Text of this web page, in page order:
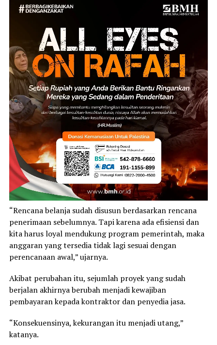
“Rencana belanja sudah disusun berdasarkan rencana
penerimaan sebelumnya. Tapi karena ada efisiensi dan
kita harus loyal mendukung program pemerintah, maka
anggaran yang tersedia tidak lagi sesuai dengan
perencanaan awal,” ujarnya.
Akibat perubahan itu, sejumlah proyek yang sudah
berjalan akhirnya berubah menjadi kewajiban
pembayaran kepada kontraktor dan penyedia jasa.
“Konsekuensinya, kekurangan itu menjadi utang,”
katanya.